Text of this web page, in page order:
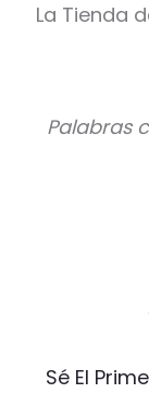
La Tienda
Palabras
Sé El